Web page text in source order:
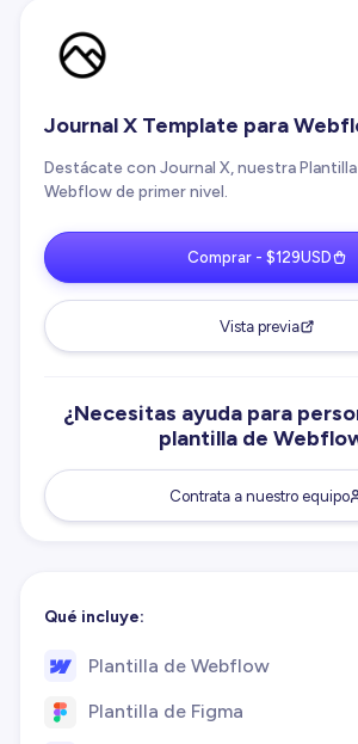
Journal X Template para
Destácate con Journal X, nuestra
Webflow de primer nivel.
Comprar - $129USD
Vista previa
¿Necesitas ayuda para
plantilla de
Contrata a nuestro equipo
Qué incluye:
Plantilla de Webflow
Plantilla de Figma